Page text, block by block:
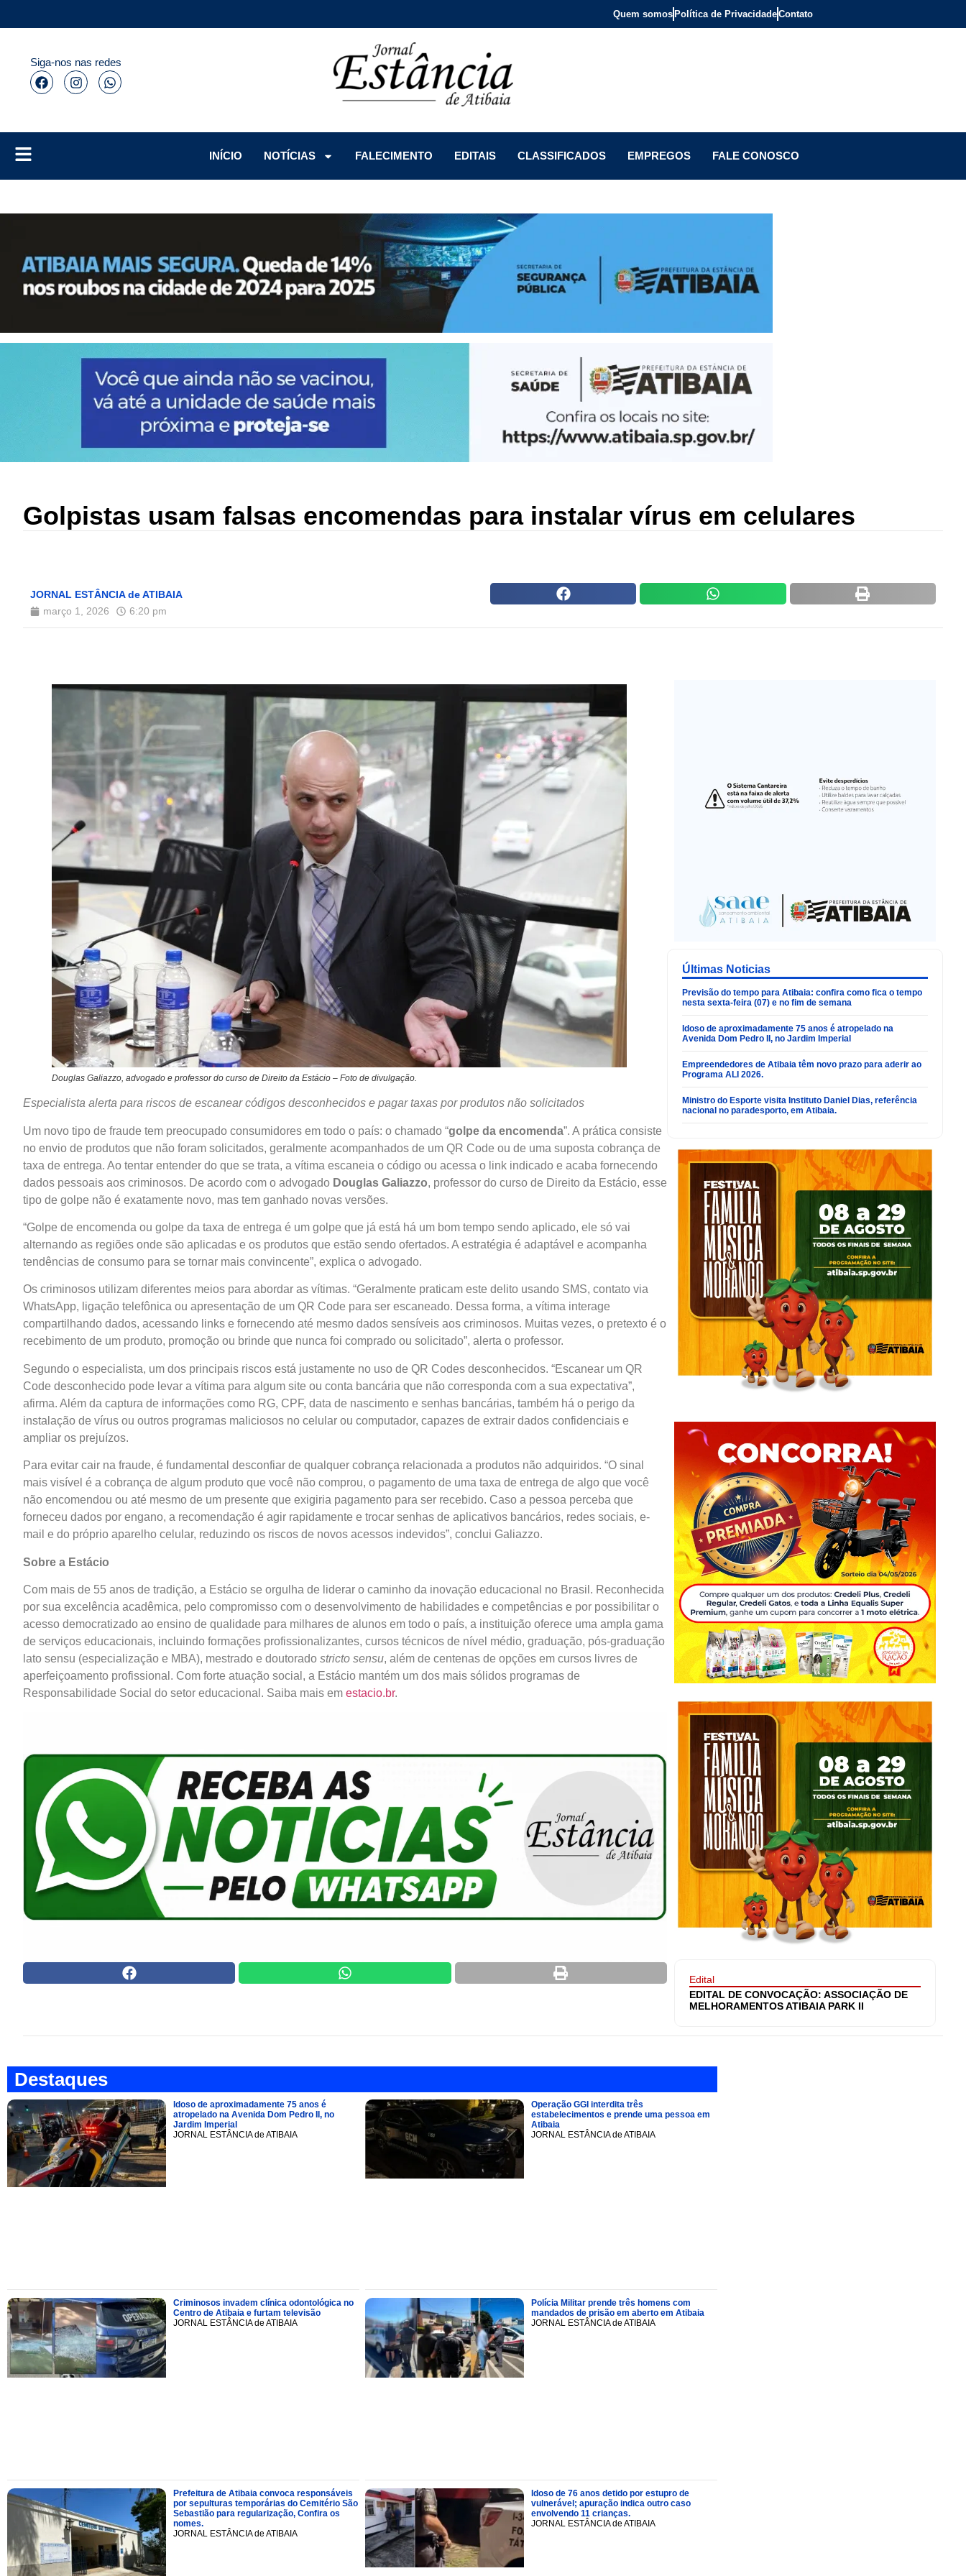
Quem somos Política de PrivacidadeContato
Siga-nos nas redes
INÍCIO
NOTÍCIAS FALECIMENTO EDITAIS CLASSIFICADOS EMPREGOS FALE CONOSCO
Golpistas usam falsas encomendas para instalar vírus em celulares
JORNAL ESTÂNCIA de ATIBAIA
março 1, 2026
6:20 pm
Douglas Galiazzo, advogado e professor do curso de Direito da Estácio – Foto de divulgação.
Especialista alerta para riscos de escanear códigos desconhecidos e pagar taxas por produtos não solicitados
Um novo tipo de fraude tem preocupado consumidores em todo o país: o chamado “golpe da encomenda”. A prática consiste
no envio de produtos que não foram solicitados, geralmente acompanhados de um QR Code ou de uma suposta cobrança de
taxa de entrega. Ao tentar entender do que se trata, a vítima escaneia o código ou acessa o link indicado e acaba fornecendo
dados pessoais aos criminosos. De acordo com o advogado Douglas Galiazzo, professor do curso de Direito da Estácio, esse
tipo de golpe não é exatamente novo, mas tem ganhado novas versões.
“Golpe de encomenda ou golpe da taxa de entrega é um golpe que já está há um bom tempo sendo aplicado, ele só vai
alternando as regiões onde são aplicadas e os produtos que estão sendo ofertados. A estratégia é adaptável e acompanha
tendências de consumo para se tornar mais convincente”, explica o advogado.
Os criminosos utilizam diferentes meios para abordar as vítimas. “Geralmente praticam este delito usando SMS, contato via
WhatsApp, ligação telefônica ou apresentação de um QR Code para ser escaneado. Dessa forma, a vítima interage
compartilhando dados, acessando links e fornecendo até mesmo dados sensíveis aos criminosos. Muitas vezes, o pretexto é o
recebimento de um produto, promoção ou brinde que nunca foi comprado ou solicitado”, alerta o professor.
Segundo o especialista, um dos principais riscos está justamente no uso de QR Codes desconhecidos. “Escanear um QR
Code desconhecido pode levar a vítima para algum site ou conta bancária que não corresponda com a sua expectativa”,
afirma. Além da captura de informações como RG, CPF, data de nascimento e senhas bancárias, também há o perigo da
instalação de vírus ou outros programas maliciosos no celular ou computador, capazes de extrair dados confidenciais e
ampliar os prejuízos.
Para evitar cair na fraude, é fundamental desconfiar de qualquer cobrança relacionada a produtos não adquiridos. “O sinal
mais visível é a cobrança de algum produto que você não comprou, o pagamento de uma taxa de entrega de algo que você
não encomendou ou até mesmo de um presente que exigiria pagamento para ser recebido. Caso a pessoa perceba que
forneceu dados por engano, a recomendação é agir rapidamente e trocar senhas de aplicativos bancários, redes sociais, e-
mail e do próprio aparelho celular, reduzindo os riscos de novos acessos indevidos”, conclui Galiazzo.
Sobre a Estácio
Com mais de 55 anos de tradição, a Estácio se orgulha de liderar o caminho da inovação educacional no Brasil. Reconhecida
por sua excelência acadêmica, pelo compromisso com o desenvolvimento de habilidades e competências e por possibilitar o
acesso democratizado ao ensino de qualidade para milhares de alunos em todo o país, a instituição oferece uma ampla gama
de serviços educacionais, incluindo formações profissionalizantes, cursos técnicos de nível médio, graduação, pós-graduação
lato sensu (especialização e MBA), mestrado e doutorado stricto sensu, além de centenas de opções em cursos livres de
aperfeiçoamento profissional. Com forte atuação social, a Estácio mantém um dos mais sólidos programas de
Responsabilidade Social do setor educacional. Saiba mais em estacio.br.
Últimas Noticias
Previsão do tempo para Atibaia: confira como fica o tempo
nesta sexta-feira (07) e no fim de semana
Idoso de aproximadamente 75 anos é atropelado na
Avenida Dom Pedro II, no Jardim Imperial
Empreendedores de Atibaia têm novo prazo para aderir ao
Programa ALI 2026.
Ministro do Esporte visita Instituto Daniel Dias, referência
nacional no paradesporto, em Atibaia.
Edital
EDITAL DE CONVOCAÇÃO: ASSOCIAÇÃO DE
MELHORAMENTOS ATIBAIA PARK II
Destaques
Idoso de aproximadamente 75 anos é
atropelado na Avenida Dom Pedro II, no
Jardim Imperial
JORNAL ESTÂNCIA de ATIBAIA
Operação GGI interdita três
estabelecimentos e prende uma pessoa em
Atibaia
JORNAL ESTÂNCIA de ATIBAIA
Criminosos invadem clínica odontológica no
Centro de Atibaia e furtam televisão
JORNAL ESTÂNCIA de ATIBAIA
Polícia Militar prende três homens com
mandados de prisão em aberto em Atibaia
JORNAL ESTÂNCIA de ATIBAIA
Prefeitura de Atibaia convoca responsáveis
por sepulturas temporárias do Cemitério São
Sebastião para regularização, Confira os
nomes.
JORNAL ESTÂNCIA de ATIBAIA
Idoso de 76 anos detido por estupro de
vulnerável; apuração indica outro caso
envolvendo 11 crianças.
JORNAL ESTÂNCIA de ATIBAIA